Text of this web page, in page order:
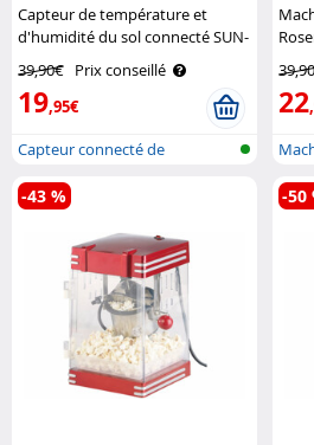
Capteur de température et
d'humidité du sol connecté SUN-
151 Royal Gardineer
39,90€ Prix conseillé
19,95€
Capteur connecté de
température et ..
22
-43 % -50